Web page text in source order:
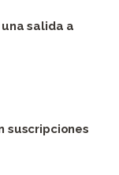
salida a
suscripciones